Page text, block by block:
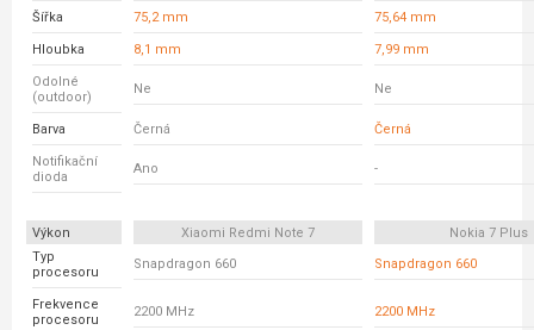
Šířka 75,2 mm 75,64 mm
Hloubka 8,1 mm 7,99 mm
Odolné
(outdoor)
Ne Ne
Barva Černá Černá
Notifikační
dioda
Ano -
Výkon Xiaomi Redmi Note 7
Nokia 7 Plus
Typ
procesoru
Snapdragon 660 Snapdragon 660
Frekvence
procesoru
2200 MHz 2200 MHz